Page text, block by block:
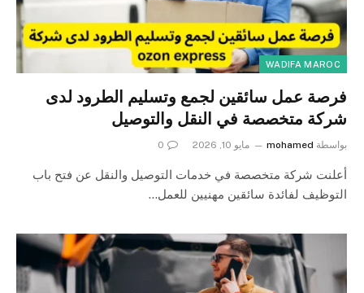
WADIFA MAROC
فرصة عمل سائقين لجمع وتسليم الطرود لدى
شركة متخصصة في النقل والتوصيل
بواسطة mohamed مايو 10, 2026 0
أعلنت شركة متخصصة في خدمات التوصيل والنقل عن فتح باب
التوظيف لفائدة سائقين مهنيين للعمل…